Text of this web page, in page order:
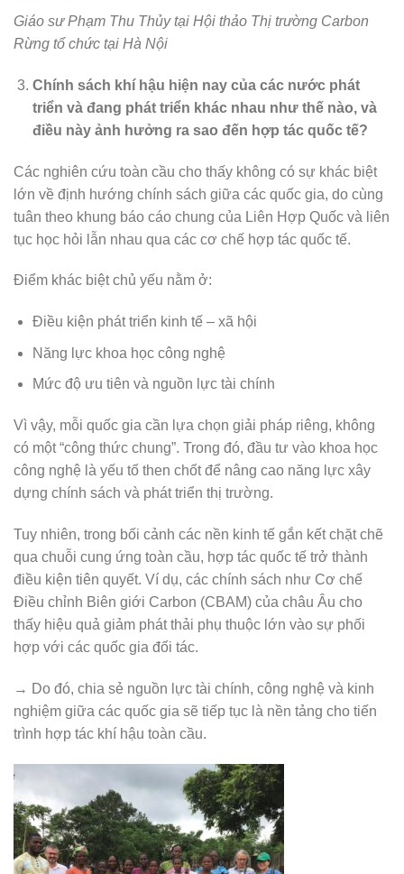
Giáo sư Phạm Thu Thủy tại Hội thảo Thị trường Carbon
Rừng tổ chức tại Hà Nội
Chính sách khí hậu hiện nay của các nước phát
triển và đang phát triển khác nhau như thế nào, và
điều này ảnh hưởng ra sao đến hợp tác quốc tế?
Các nghiên cứu toàn cầu cho thấy không có sự khác biệt
lớn về định hướng chính sách giữa các quốc gia, do cùng
tuân theo khung báo cáo chung của Liên Hợp Quốc và liên
tục học hỏi lẫn nhau qua các cơ chế hợp tác quốc tế.
Điểm khác biệt chủ yếu nằm ở:
Điều kiện phát triển kinh tế – xã hội
Năng lực khoa học công nghệ
Mức độ ưu tiên và nguồn lực tài chính
Vì vậy, mỗi quốc gia cần lựa chọn giải pháp riêng, không
có một “công thức chung”. Trong đó, đầu tư vào khoa học
công nghệ là yếu tố then chốt để nâng cao năng lực xây
dựng chính sách và phát triển thị trường.
Tuy nhiên, trong bối cảnh các nền kinh tế gắn kết chặt chẽ
qua chuỗi cung ứng toàn cầu, hợp tác quốc tế trở thành
điều kiện tiên quyết. Ví dụ, các chính sách như Cơ chế
Điều chỉnh Biên giới Carbon (CBAM) của châu Âu cho
thấy hiệu quả giảm phát thải phụ thuộc lớn vào sự phối
hợp với các quốc gia đối tác.
→ Do đó, chia sẻ nguồn lực tài chính, công nghệ và kinh
nghiệm giữa các quốc gia sẽ tiếp tục là nền tảng cho tiến
trình hợp tác khí hậu toàn cầu.